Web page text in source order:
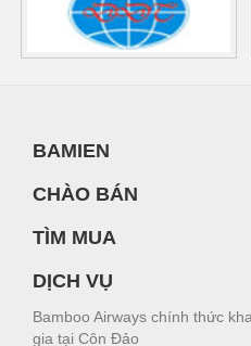
BAMIEN
CHÀO BÁN
TÌM MUA
DỊCH VỤ
Bamboo Airways chính thức
gia tại Côn Đảo